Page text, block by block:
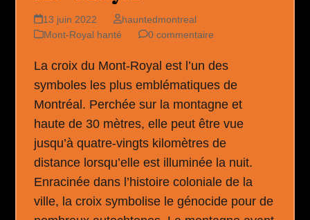
13 juin 2022
hauntedmontreal
Mont-Royal hanté
0 commentaire
La croix du Mont-Royal est l’un des
symboles les plus emblématiques de
Montréal. Perchée sur la montagne et
haute de 30 mètres, elle peut être vue
jusqu’à quatre-vingts kilomètres de
distance lorsqu’elle est illuminée la nuit.
Enracinée dans l’histoire coloniale de la
ville, la croix symbolise le génocide pour de